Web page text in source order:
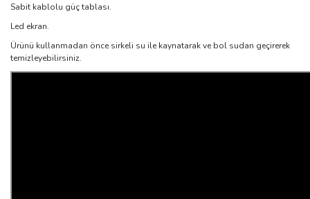
Sabit kablolu güç tablası.
Led ekran.
Ürünü kullanmadan önce sirkeli su ile kaynatarak ve bol sudan geçirerek
temizleyebilirsiniz.